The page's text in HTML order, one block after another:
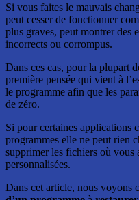
Si vous faites le mauvais
peut cesser de fonctionner
plus graves, peut montrer des
incorrects ou corrompus.
Dans ces cas, pour la plupart
première pensée qui vient à
le programme afin que les
de zéro.
Si pour certaines applications
programmes elle ne peut rien
supprimer les fichiers où vous
personnalisées.
Dans cet article, nous voyons